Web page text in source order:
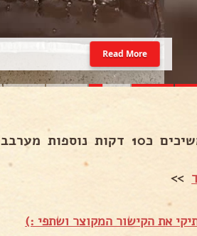
Read More
מערבבים מידי פעם.
>>
את הקישור המקוצר ושתפי :)